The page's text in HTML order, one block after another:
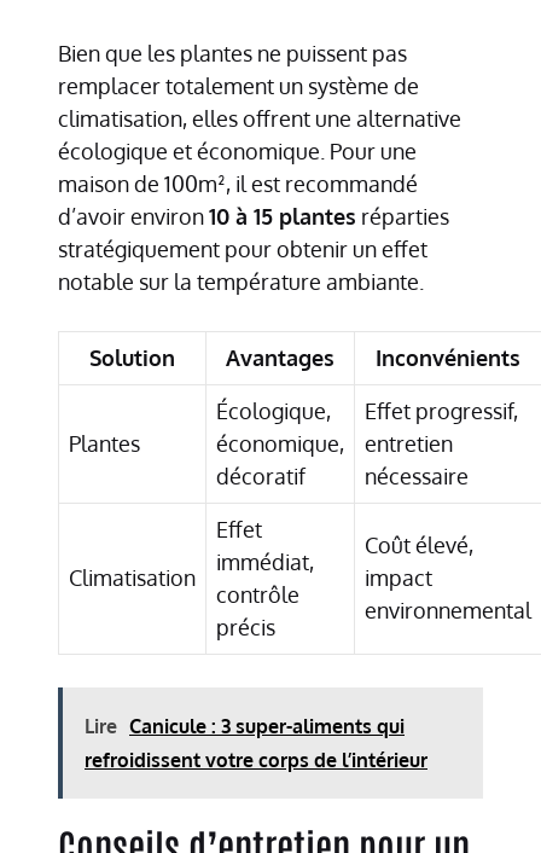
Bien que les plantes ne puissent pas
remplacer totalement un système de
climatisation, elles offrent une alternative
écologique et économique. Pour une
maison de 100m², il est recommandé
d’avoir environ10 à 15 plantes réparties
stratégiquement pour obtenir un effet
notable sur la température ambiante.
Solution Avantages Inconvénients
Plantes
Écologique,
économique,
décoratif
Effet progressif,
entretien
nécessaire
Climatisation
Effet
immédiat,
contrôle
précis
Coût élevé,
impact
environnemental
Lire Canicule : 3 super-aliments qui
refroidissent votre corps de l’intérieur